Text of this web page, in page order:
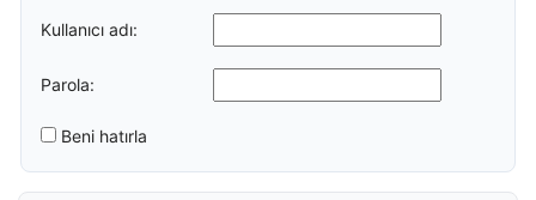
Kullanıcı adı:
Parola:
Beni hatırla